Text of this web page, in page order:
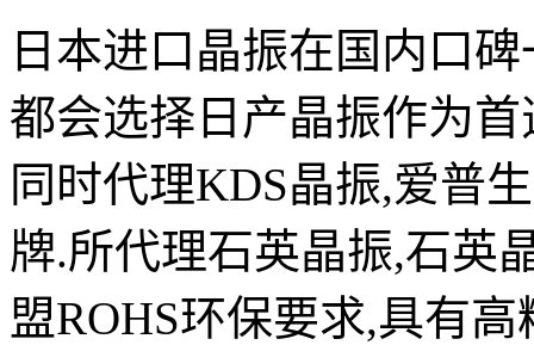
日本进口晶振在国内口
都会选择日产晶振作为
同时代理KDS晶振,爱普
牌.所代理石英晶振,石英
盟ROHS环保要求,具有